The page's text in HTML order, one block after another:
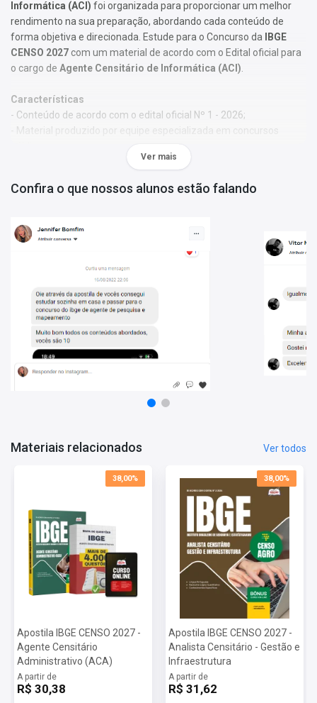
Informática (ACI) foi organizada para proporcionar um melhor
rendimento na sua preparação, abordando cada conteúdo de
forma objetiva e direcionada. Estude para o Concurso da
IBGE
CENSO 2027com um material de acordo com o Edital oficial para
o cargo de Agente Censitário de Informática (ACI)
Características
- Conteúdo de acordo com o edital oficial Nº 1 - 2026;
- Material produzido por equipe especializada em concursos
- Você receberá um bônus especial: Curso Online de disciplinas
temas são abordados conforme o referencial adotado pelos
autores, visando à clareza e à amplitude na preparação.
Matérias da Apostila:
Raciocínio Lógico Quantitativo
Noções de Informática
Informações Sobre o Concurso IBGE CENSO 2027:
Vagas: 1089 Vagas
Inscrições: De 12/06/2026 a 01/07/2026
Ver mais
Confira o que nossos alunos estão falando
Materiais relacionados Ver todos
38,00%
Apostila IBGE CENSO 2027 -
Agente Censitário
Administrativo (ACA)
A partir de
R$ 30,38
38,00%
Apostila IBGE CENSO 2027 -
Analista Censitário - Gestão e
Infraestrutura
A partir de
R$ 31,62